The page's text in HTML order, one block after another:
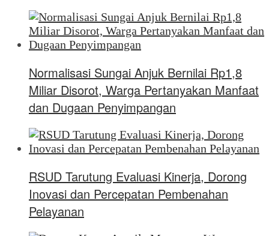
Normalisasi Sungai Anjuk Bernilai Rp1,8
Miliar Disorot, Warga Pertanyakan Manfaat
dan Dugaan Penyimpangan
RSUD Tarutung Evaluasi Kinerja, Dorong
Inovasi dan Percepatan Pembenahan
Pelayanan